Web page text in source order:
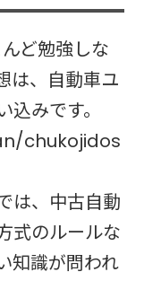
ど勉強しな
は、自動車ユ
みです。
chukojidos
は、中古自動
式のルールな
知識が問われ